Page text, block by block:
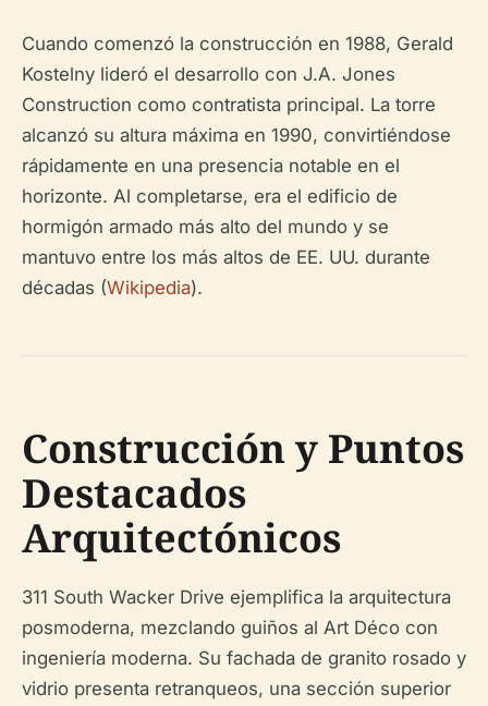
Cuando comenzó la construcción en 1988, Gerald
Kostelny lideró el desarrollo con J.A. Jones
Construction como contratista principal. La torre
alcanzó su altura máxima en 1990, convirtiéndose
rápidamente en una presencia notable en el
horizonte. Al completarse, era el edificio de
hormigón armado más alto del mundo y se
mantuvo entre los más altos de EE. UU. durante
décadas (Wikipedia).
Construcción y Puntos
Destacados
Arquitectónicos
311 South Wacker Drive ejemplifica la arquitectura
posmoderna, mezclando guiños al Art Déco con
ingeniería moderna. Su fachada de granito rosado y
vidrio presenta retranqueos, una sección superior